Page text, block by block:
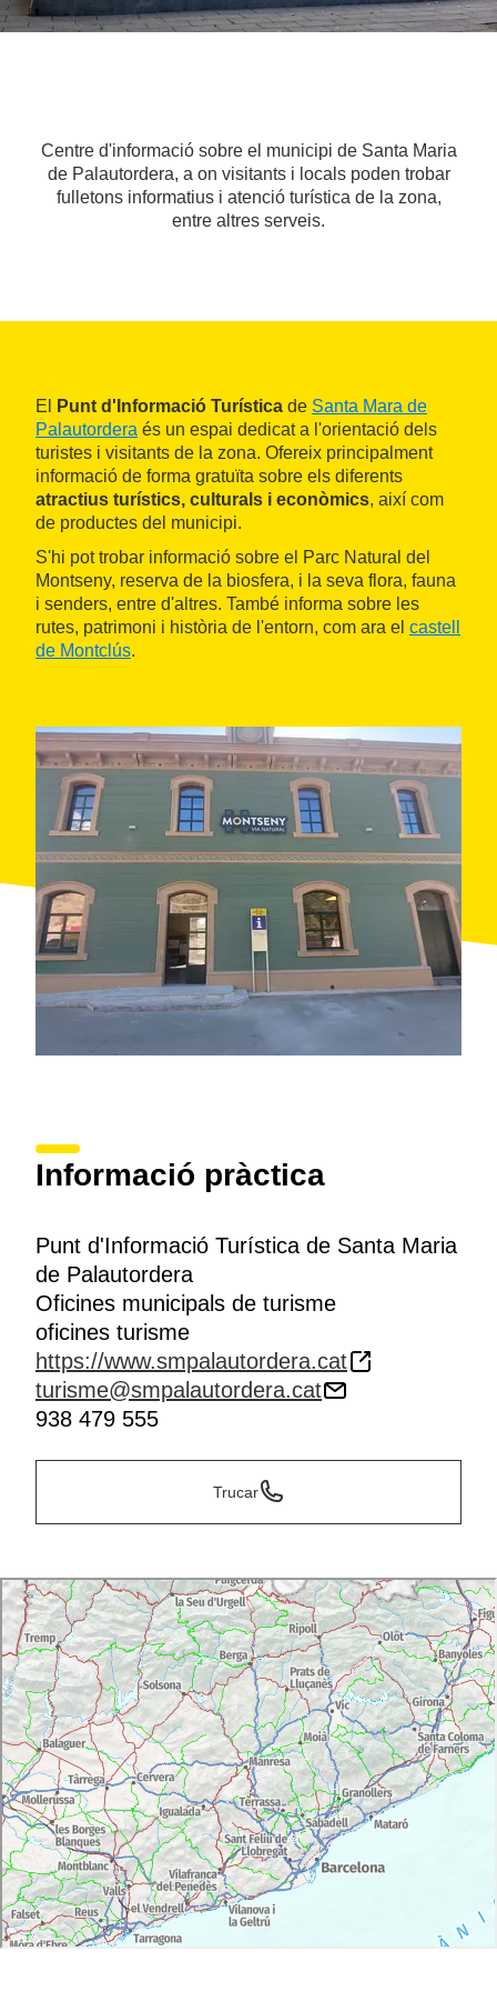
Centre d'informació sobre el municipi de Santa Maria
de Palautordera, a on visitants i locals poden trobar
fulletons informatius i atenció turística de la zona,
entre altres serveis.
El Punt d'Informació Turística de Santa Mara de
Palautordera és un espai dedicat a l'orientació dels
turistes i visitants de la zona. Ofereix principalment
informació de forma gratuïta sobre els diferents
atractius turístics, culturals i econòmics, així com
de productes del municipi.
S'hi pot trobar informació sobre el Parc Natural del
Montseny, reserva de la biosfera, i la seva flora, fauna
i senders, entre d'altres. També informa sobre les
rutes, patrimoni i història de l'entorn, com ara el castell
de Montclús.
Informació pràctica
Punt d'Informació Turística de Santa Maria
de Palautordera
Oficines municipals de turisme
oficines turisme
https://www.smpalautordera.cat
turisme@smpalautordera.cat
938 479 555
Trucar